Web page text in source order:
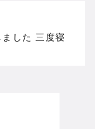
した 三度寝